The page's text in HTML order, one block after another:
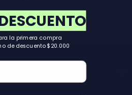
al principio
la primera compra
de descuento $20.000